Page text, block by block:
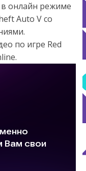
онлайн режиме
Auto V со
по игре Red